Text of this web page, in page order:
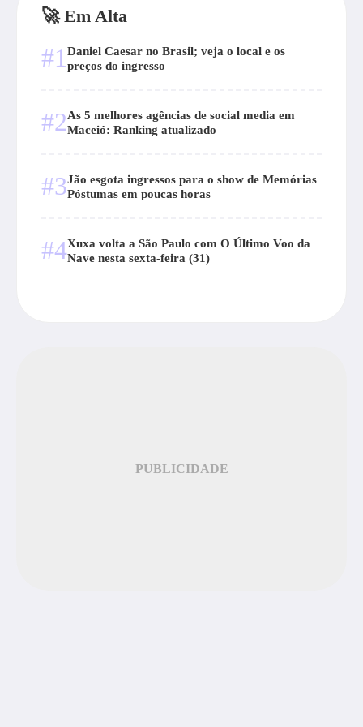
🚀 Em Alta
#1 Daniel Caesar no Brasil; veja o local e os
preços do ingresso
#2As 5 melhores agências de social media em
Maceió: Ranking atualizado
#3Jão esgota ingressos para o show de Memórias
Póstumas em poucas horas
#4Xuxa volta a São Paulo com O Último Voo da
Nave nesta sexta-feira (31)
PUBLICIDADE